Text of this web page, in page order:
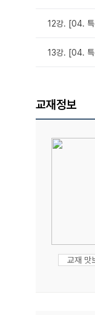
12강. [04. 특
13강. [04. 특
교재정보
교재 맛